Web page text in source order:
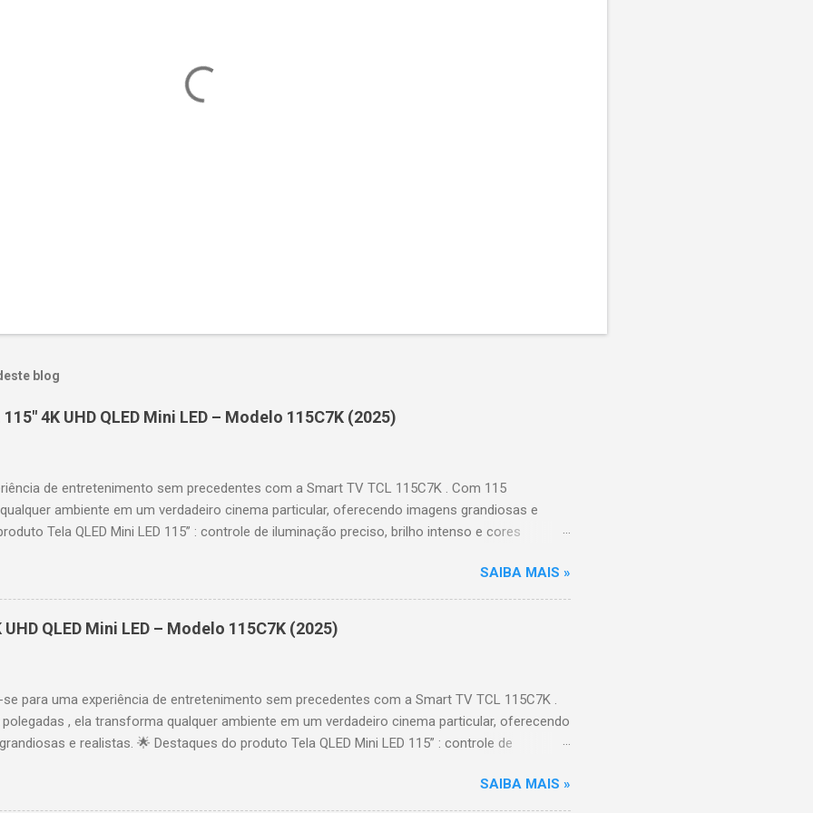
blog
4K UHD QLED Mini LED – Modelo 115C7K (2025)
de entretenimento sem precedentes com a Smart TV TCL 115C7K . Com 115
ambiente em um verdadeiro cinema particular, oferecendo imagens grandiosas e
Tela QLED Mini LED 115” : controle de iluminação preciso, brilho intenso e cores
imagens e movimentos fluidos. Taxa de atualização nativa de 144Hz (até 240Hz com DLG) :
garantindo fluidez e resposta imediata. Google TV integrado : interface intuitiva,
e acesso a aplicativos como YouTube, Netflix, Disney+, Prime Video, HBO Max e muito
de voz para facilitar sua navegação. 📐 Design e dimensões Largura: 256,6 cm |
44,5 cm Peso: 99,8 kg (229,3 kg com embalagem) Estrutura imponen...
SAIBA MAIS »
QLED Mini LED – Modelo 115C7K (2025)
se para uma experiência de entretenimento sem precedentes com a Smart TV TCL 115C7K .
, ela transforma qualquer ambiente em um verdadeiro cinema particular, oferecendo
e realistas. 🌟 Destaques do produto Tela QLED Mini LED 115” : controle de
profundo em cada cena. Processador AiPQ : desempenho otimizado para imagens e
fluidos. Taxa de atualização nativa de 144Hz (até 240Hz com DLG) : ideal para esportes e
SAIBA MAIS »